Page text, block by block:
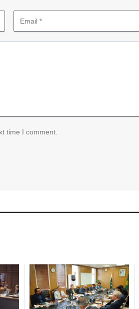
time I comment.